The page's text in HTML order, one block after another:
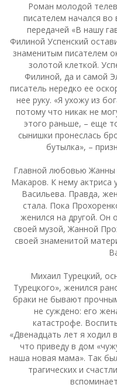
Роман молодой
писателем начался
передачей «В нашу
Филиной Успенский
знаменитым писателем
золотой клеткой.
Филиной, да и самой
писатель нередко ее
нее руку. «Я ухожу из
потому что никак не
этого раньше, – еще
сынишки пронеслась
бутылка», –
Главной любовью Жанны
Макаров. К нему актриса
Васильева. Правда,
стала. Пока
женился на другой. Он
своей музой, Жанной
своей знаменитой
Михаил Турецкий,
Турецкого», женился
браки не бывают
не суждено: его
катастрофе.
«Двенадцать лет я ходил
что приведу в дом
наша новая мама». Так
трагических и